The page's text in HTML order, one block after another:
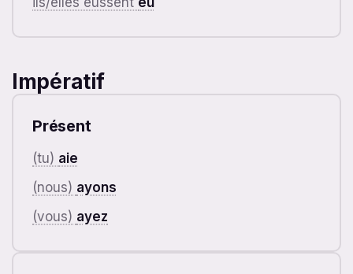
Impératif
Présent
(tu) aie
(nous) ayons
(vous) ayez